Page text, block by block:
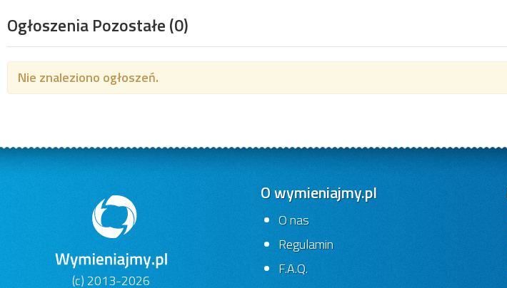
Ogłoszenia Pozostałe(0)
Nie znaleziono ogłoszeń.
(c) 2013-2026
O wymieniajmy.pl
O nas
Regulamin
F.A.Q.